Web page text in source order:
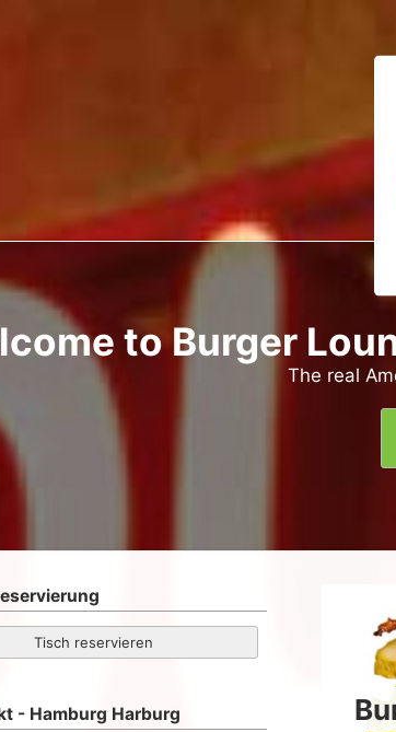
to Burger
The real
Tisch reservieren
- Hamburg Harburg